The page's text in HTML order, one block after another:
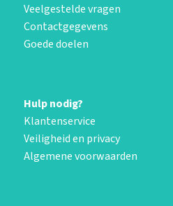
Veelgestelde vragen
Contactgegevens
Goede doelen
Hulp nodig?
Klantenservice
Veiligheid en privacy
Algemene voorwaarden